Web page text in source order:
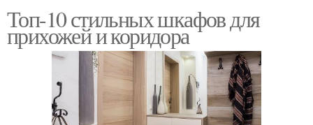
Топ-10 стильных шкафов для
прихожей и коридора